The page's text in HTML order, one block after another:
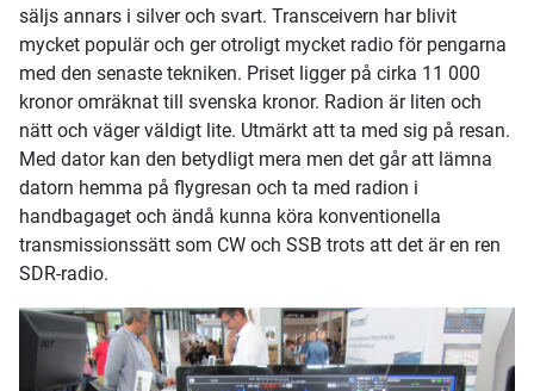
säljs annars i silver och svart. Transceivern har blivit
mycket populär och ger otroligt mycket radio för pengarna
med den senaste tekniken. Priset ligger på cirka 11 000
kronor omräknat till svenska kronor. Radion är liten och
nätt och väger väldigt lite. Utmärkt att ta med sig på resan.
Med dator kan den betydligt mera men det går att lämna
datorn hemma på flygresan och ta med radion i
handbagaget och ändå kunna köra konventionella
transmissionssätt som CW och SSB trots att det är en ren
SDR-radio.